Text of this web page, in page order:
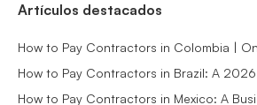
Artículos destacados
How to Pay Contractors in Colombia |
How to Pay Contractors in Brazil: A
How to Pay Contractors in Mexico: A